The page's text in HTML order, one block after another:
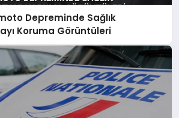
Depreminde Sağlık
Koruma Görüntüleri